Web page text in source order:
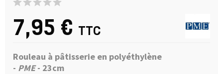
7,95 € TTC
Rouleau à pâtisserie en polyéthylène
- PME- 23cm